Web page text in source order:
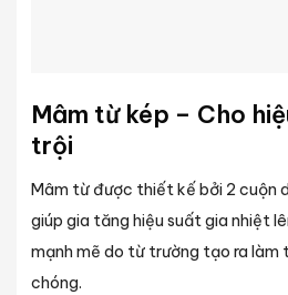
Mâm từ kép – Cho
trội
Mâm từ được thiết kế bởi 2 cuộn
giúp gia tăng hiệu suất gia nhiệt
mạnh mẽ do từ trường tạo ra làm
chóng.